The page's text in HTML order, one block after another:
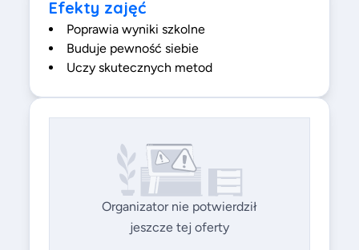
Efekty zajęć
Poprawia wyniki szkolne
Buduje pewność siebie
Uczy skutecznych metod
Organizator nie potwierdził
jeszcze tej oferty